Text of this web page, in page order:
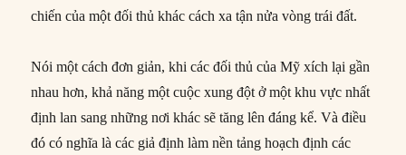
chiến của một đối thủ khác cách xa tận nửa vòng trái đất.
Nói một cách đơn giản, khi các đối thủ của Mỹ xích lại gần
nhau hơn, khả năng một cuộc xung đột ở một khu vực nhất
định lan sang những nơi khác sẽ tăng lên đáng kể. Và điều
đó có nghĩa là các giả định làm nền tảng hoạch định các